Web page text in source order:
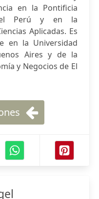
en la Pontificia
Perú y en la
Aplicadas. Es
en la Universidad
Aires y de la
y Negocios de El